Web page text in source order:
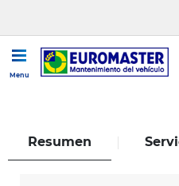
Menu
Euromaster Ferret i
Resumen